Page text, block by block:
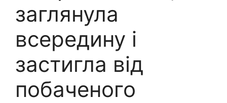
заглянула
всередину і
застигла від
побаченого